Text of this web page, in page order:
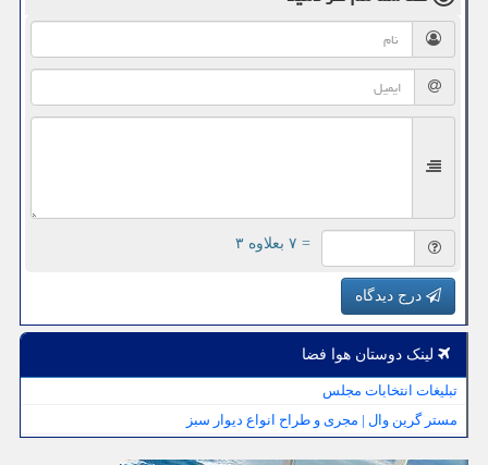
= ۷ بعلاوه ۳
درج دیدگاه
لینک دوستان هوا فضا
تبلیغات انتخابات مجلس
مستر گرین وال | مجری و طراح انواع دیوار سبز